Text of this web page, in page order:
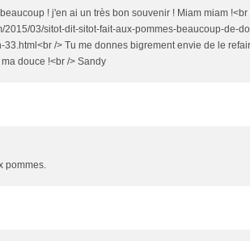
! j'en ai un très bon souvenir ! Miam miam !<br
2015/03/sitot-dit-sitot-fait-aux-pommes-beaucoup-de-
/> Tu me donnes bigrement envie de le
douce !<br /> Sandy
pommes.